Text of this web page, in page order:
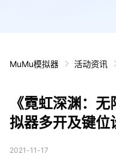
MuMu模拟器 活动资讯
《霓虹深渊：
拟器多开及键位
2021-11-17